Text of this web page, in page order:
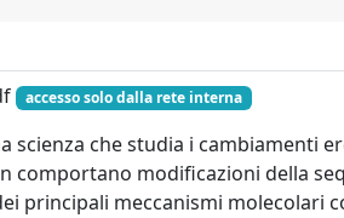
accesso solo dalla rete interna
scienza che studia i cambiamenti
comportano modificazioni della
principali meccanismi molecolari